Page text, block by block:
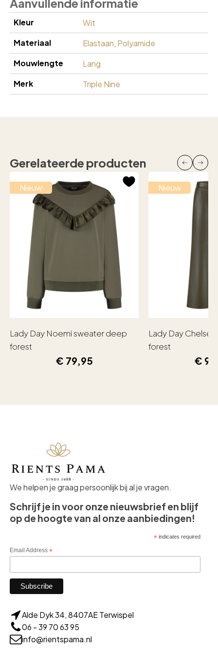
Aanvullende informatie
Kleur
Wit
Materiaal
Elastaan, Polyamide
Mouwlengte
Lang
Merk
Triple Nine
Gerelateerde producten
Nieuw
Lady Day Noemi sweater deep
forest
€ 79,95
Nieuw
Lady Day
forest
€
We helpen je graag persoonlijk bij al je vragen.
Schrijf je in voor onze nieuwsbrief en blijf
op de hoogte van al onze aanbiedingen!
*indicates required
Email Address *
Alde Dyk 34, 8407AE Terwispel
06 - 39 70 63 95
info@rientspama.nl